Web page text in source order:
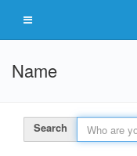
Name
Search